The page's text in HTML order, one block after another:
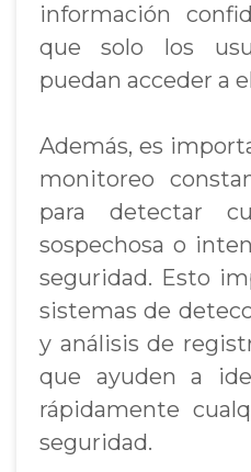
información
que solo los
puedan acceder a
Además, es
monitoreo
para detectar
sospechosa o
seguridad. Esto
sistemas de
y análisis de
que ayuden a
rápidamente
seguridad.